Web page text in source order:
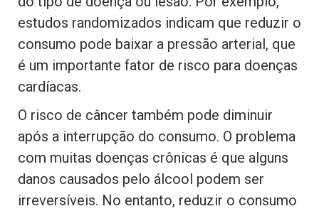
estudos randomizados indicam que reduzir o
consumo pode baixar a pressão arterial, que
é um importante fator de risco para doenças
cardíacas.
O risco de câncer também pode diminuir
após a interrupção do consumo. O problema
com muitas doenças crônicas é que alguns
danos causados pelo álcool podem ser
irreversíveis. No entanto, reduzir o consumo